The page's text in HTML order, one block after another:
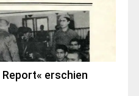
erschien